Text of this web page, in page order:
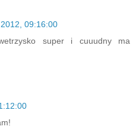
09:16:00
super i cuuudny ma